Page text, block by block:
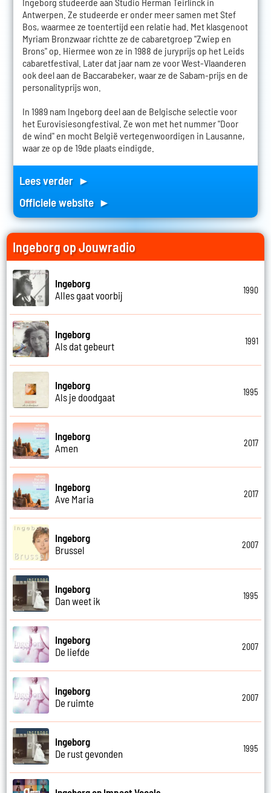
Antwerpen. Ze studeerde er onder meer samen met Stef
Bos, waarmee ze toentertijd een relatie had. Met klasgenoot
Myriam Bronzwaar richtte ze de cabaretgroep "Zwiep en
Brons" op. Hiermee won ze in 1988 de juryprijs op het Leids
cabaretfestival. Later dat jaar nam ze voor West-Vlaanderen
ook deel aan de Baccarabeker, waar ze de Sabam-prijs en de
personalityprijs won.
In 1989 nam Ingeborg deel aan de Belgische selectie voor
het Eurovisiesongfestival. Ze won met het nummer "Door
de wind" en mocht België vertegenwoordigen in Lausanne,
waar ze op de 19de plaats eindigde.
Lees verder ►
Officiele website ►
Ingeborg op Jouwradio
Ingeborg
Alles gaat voorbij
1990
Ingeborg
Als dat gebeurt
1991
Ingeborg
Als je doodgaat
1995
Ingeborg
Amen
2017
Ingeborg
Ave Maria
2017
Ingeborg
Brussel
2007
Ingeborg
Dan weet ik
1995
Ingeborg
De liefde
2007
Ingeborg
De ruimte
2007
Ingeborg
De rust gevonden
1995